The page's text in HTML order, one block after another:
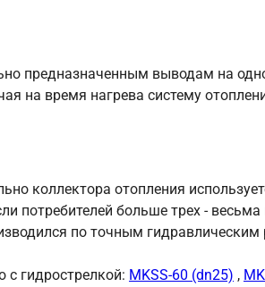
предназначенным выводам на
на время нагрева систему
коллектора отопления
потребителей больше трех -
по точным
с гидрострелкой: MKSS-60 (dn25) ,